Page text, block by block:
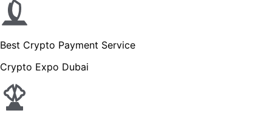
Best Crypto Payment Service
Crypto Expo Dubai